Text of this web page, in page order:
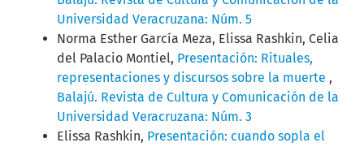
Universidad Veracruzana: Núm. 5
Norma Esther García Meza, Elissa Rashkin, Celia
del Palacio Montiel, Presentación: Rituales,
representaciones y discursos sobre la muerte ,
Balajú. Revista de Cultura y Comunicación de la
Universidad Veracruzana: Núm. 3
Elissa Rashkin, Presentación: cuando sopla el